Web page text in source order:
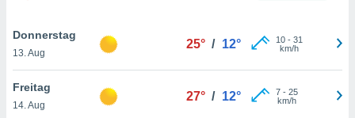
Donnerstag
13. Aug
25° / 12° 10- 31
km/h
Freitag
14. Aug
27° / 12° 7- 25
km/h